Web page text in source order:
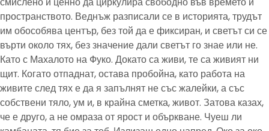
пространството. Веднъж разписали се в историята, трудът
им обособява център, без той да е фиксиран, и светът си се
върти около тях, без значение дали светът го знае или не.
Като с Махалото на Фуко. Докато са живи, те са живият ни
щит. Когато отпаднат, остава пробойна, като работа на
живите след тях е да я запълнят не със жалейки, а със
собствени тяло, ум и, в крайна сметка, живот. Затова казах,
че е друго, а не омраза от ярост и объркване. Чуеш ли